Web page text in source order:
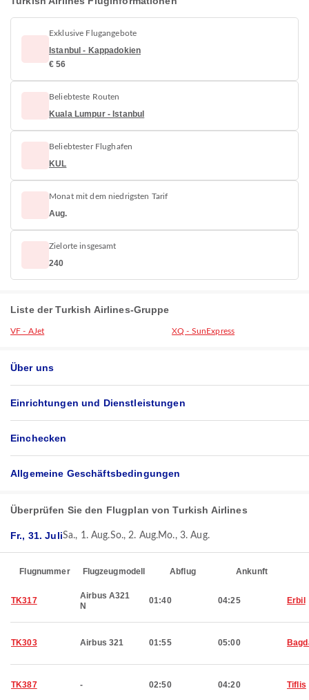
Exklusive Flugangebote
Istanbul - Kappadokien
€ 56
Beliebteste Routen
Kuala Lumpur - Istanbul
Beliebtester Flughafen
KUL
Monat mit dem niedrigsten Tarif
Aug.
Zielorte insgesamt
240
Liste der Turkish Airlines-Gruppe
VF - AJet XQ - SunExpress
Über uns
Einrichtungen und Dienstleistungen
Einchecken
Allgemeine Geschäftsbedingungen
Überprüfen Sie den Flugplan von Turkish Airlines
Fr., 31. JuliSa., 1. Aug.So., 2. Aug.Mo., 3. Aug.
Flugnummer Flugzeugmodell Abflug Ankunft
TK317
Airbus A321
N
01:40 04:25 Erbil
TK303 Airbus 321 01:55 05:00
TK387 - 02:50 04:20 Tiflis